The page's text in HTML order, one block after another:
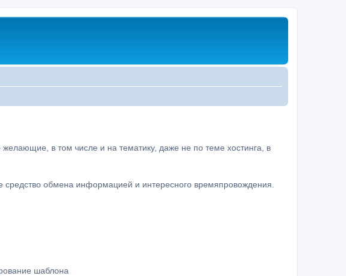
в том числе и на тематику, даже не по теме хостинга, в
обмена информацией и интересного времяпровождения.
шаблона